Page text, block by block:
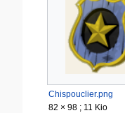
Chispouclier.png
82 × 98 ; 11 Kio